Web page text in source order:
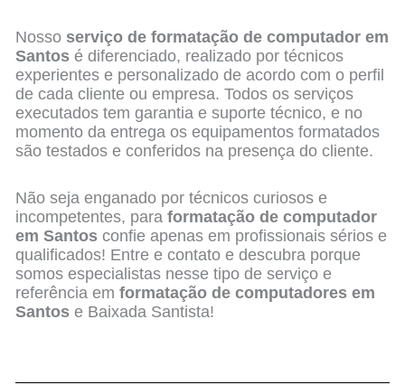
Nosso serviço de formatação de computador em
Santos é diferenciado, realizado por técnicos
experientes e personalizado de acordo com o perfil
de cada cliente ou empresa. Todos os serviços
executados tem garantia e suporte técnico, e no
momento da entrega os equipamentos formatados
são testados e conferidos na presença do cliente.
Não seja enganado por técnicos curiosos e
incompetentes, paraformatação de computador
em Santos confie apenas em profissionais sérios e
qualificados! Entre e contato e descubra porque
somos especialistas nesse tipo de serviço e
referência emformatação de computadores em
Santos e Baixada Santista!